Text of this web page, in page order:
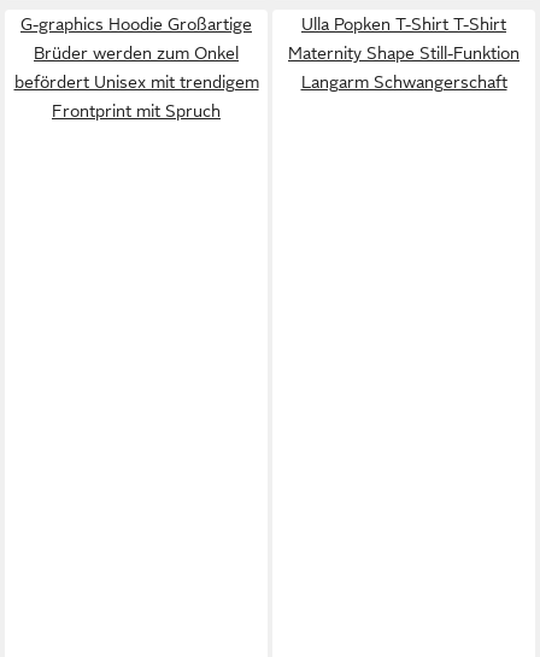
G-graphics Hoodie Großartige
Brüder werden zum Onkel
befördert Unisex mit trendigem
Frontprint mit Spruch
Ulla Popken T-Shirt T-Shirt
Maternity Shape Still-Funktion
Langarm Schwangerschaft